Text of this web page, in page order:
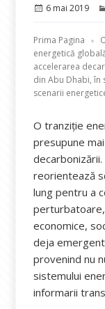
Publicat
6 mai 2019
Prima Pagina
energetică
accelerarea
din Abu Dhabi, în
scenarii
O tranziție
presupune
decarbonizării.
reorientează
lung pentru a
economice,
deja
provenind nu
sistemului
informarii